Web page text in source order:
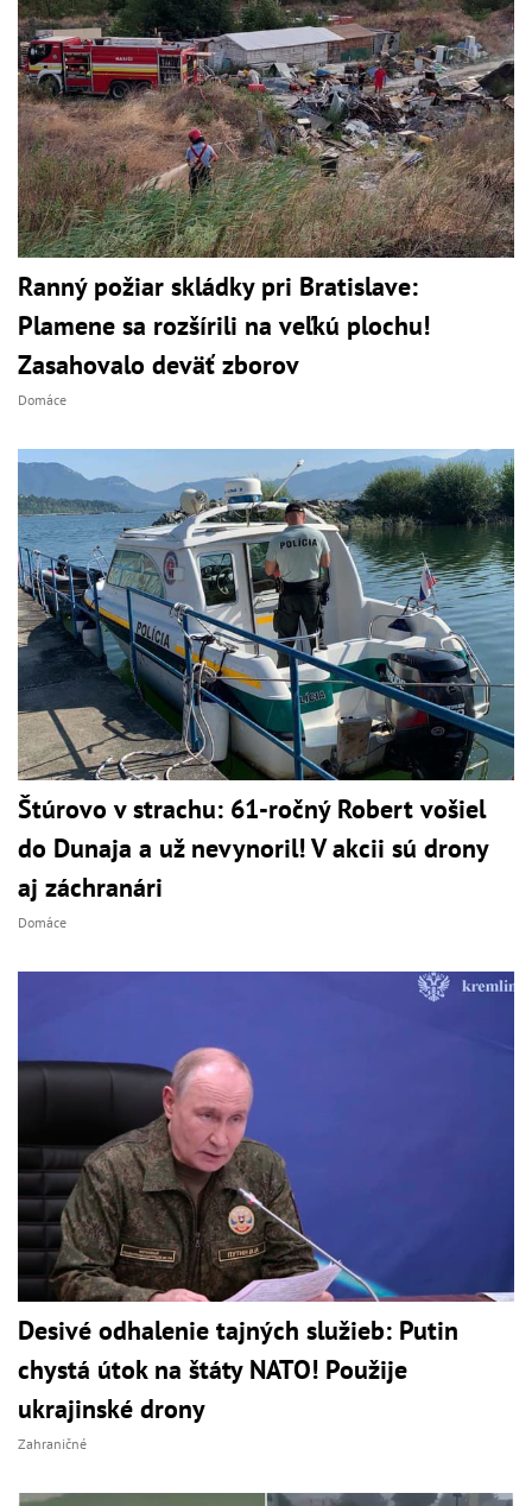
Ranný požiar skládky pri Bratislave:
Plamene sa rozšírili na veľkú plochu!
Zasahovalo deväť zborov
Domáce
Štúrovo v strachu: 61-ročný Robert vošiel
do Dunaja a už nevynoril! V akcii sú drony
aj záchranári
Domáce
Desivé odhalenie tajných služieb: Putin
chystá útok na štáty NATO! Použije
ukrajinské drony
Zahraničné